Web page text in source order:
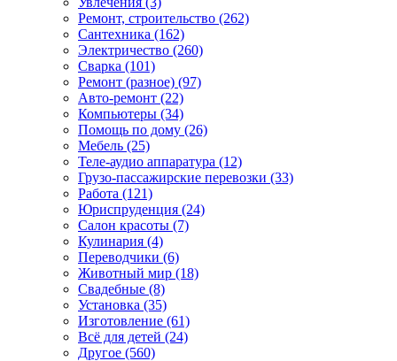
Ремонт, строительство (262)
Сантехника (162)
Электричество (260)
Сварка (101)
Ремонт (разное) (97)
Авто-ремонт (22)
Компьютеры (34)
Помощь по дому (26)
Мебель (25)
Теле-аудио аппаратура (12)
Грузо-пассажирские перевозки (33)
Работа (121)
Юриспруденция (24)
Салон красоты (7)
Кулинария (4)
Переводчики (6)
Животный мир (18)
Свадебные (8)
Установка (35)
Изготовление (61)
Всё для детей (24)
Другое (560)